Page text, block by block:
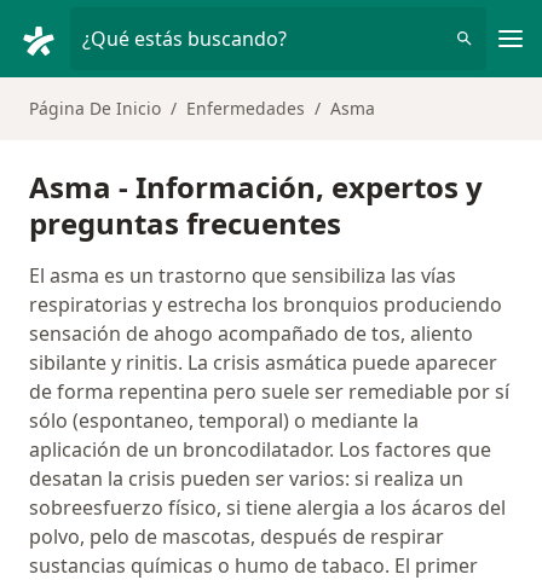
¿Qué estás buscando?
Página De Inicio Enfermedades Asma
Asma - Información, expertos y
preguntas frecuentes
El asma es un trastorno que sensibiliza las vías
respiratorias y estrecha los bronquios produciendo
sensación de ahogo acompañado de tos, aliento
sibilante y rinitis. La crisis asmática puede aparecer
de forma repentina pero suele ser remediable por sí
sólo (espontaneo, temporal) o mediante la
aplicación de un broncodilatador. Los factores que
desatan la crisis pueden ser varios: si realiza un
sobreesfuerzo físico, si tiene alergia a los ácaros del
polvo, pelo de mascotas, después de respirar
sustancias químicas o humo de tabaco. El primer